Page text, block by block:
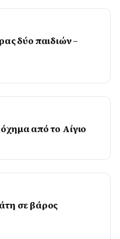
δύο παιδιών –
από το Αίγιο
σε βάρος